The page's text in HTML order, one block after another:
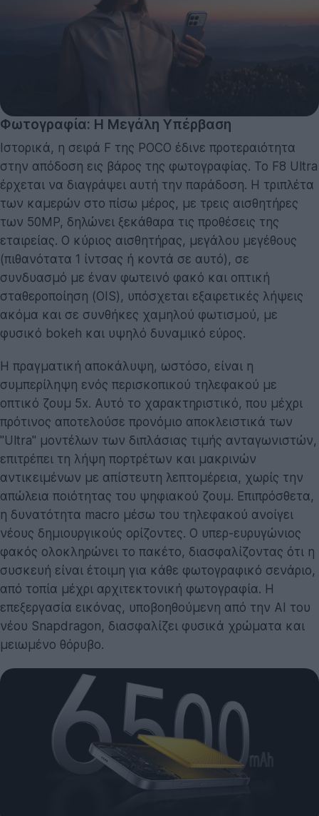
Φωτογραφία: Η Μεγάλη Υπέρβαση
Ιστορικά, η σειρά F της POCO έδινε προτεραιότητα
στην απόδοση εις βάρος της φωτογραφίας. Το F8 Ultra
έρχεται να διαγράψει αυτή την παράδοση. Η τριπλέτα
των καμερών στο πίσω μέρος, με τρεις αισθητήρες
των 50MP, δηλώνει ξεκάθαρα τις προθέσεις της
εταιρείας. Ο κύριος αισθητήρας, μεγάλου μεγέθους
(πιθανότατα 1 ίντσας ή κοντά σε αυτό), σε
συνδυασμό με έναν φωτεινό φακό και οπτική
σταθεροποίηση (OIS), υπόσχεται εξαιρετικές λήψεις
ακόμα και σε συνθήκες χαμηλού φωτισμού, με
φυσικό bokeh και υψηλό δυναμικό εύρος.
Η πραγματική αποκάλυψη, ωστόσο, είναι η
συμπερίληψη ενός περισκοπικού τηλεφακού με
οπτικό ζουμ 5x. Αυτό το χαρακτηριστικό, που μέχρι
πρότινος αποτελούσε προνόμιο αποκλειστικά των
"Ultra" μοντέλων των διπλάσιας τιμής ανταγωνιστών,
επιτρέπει τη λήψη πορτρέτων και μακρινών
αντικειμένων με απίστευτη λεπτομέρεια, χωρίς την
απώλεια ποιότητας του ψηφιακού ζουμ. Επιπρόσθετα,
η δυνατότητα macro μέσω του τηλεφακού ανοίγει
νέους δημιουργικούς ορίζοντες. Ο υπερ-ευρυγώνιος
φακός ολοκληρώνει το πακέτο, διασφαλίζοντας ότι η
συσκευή είναι έτοιμη για κάθε φωτογραφικό σενάριο,
από τοπία μέχρι αρχιτεκτονική φωτογραφία. Η
επεξεργασία εικόνας, υποβοηθούμενη από την AI του
νέου Snapdragon, διασφαλίζει φυσικά χρώματα και
μειωμένο θόρυβο.